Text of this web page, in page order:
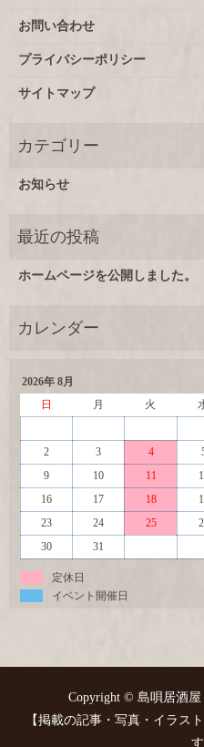
お問い合わせ
プライバシーポリシー
サイトマップ
お知らせ
ホームページを公開しました。
2026年 8月
日
月 火
2
3 4
9
10 11
16
17 18
23
24 25
30
31
定休日
イベント開催日
Copyright © 島唄居酒屋
【掲載の記事・写真・イラス
す